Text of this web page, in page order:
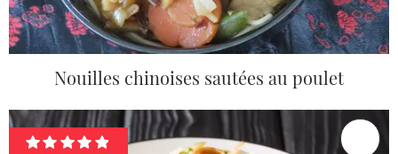
Nouilles chinoises sautées au poulet